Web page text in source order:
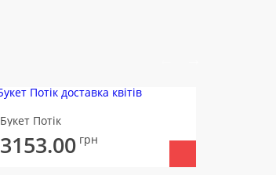
Букет Потік
3153.00 грн